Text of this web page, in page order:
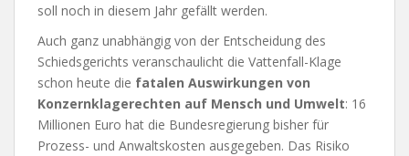
soll noch in diesem Jahr gefällt werden.
Auch ganz unabhängig von der Entscheidung des
Schiedsgerichts veranschaulicht die Vattenfall-Klage
schon heute die fatalen Auswirkungen von
Konzernklagerechten auf Mensch und Umwelt: 16
Millionen Euro hat die Bundesregierung bisher für
Prozess- und Anwaltskosten ausgegeben. Das Risiko